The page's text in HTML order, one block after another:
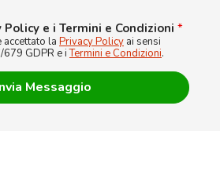
e i Termini e Condizioni *
la Privacy Policy ai sensi
GDPR e iTermini e Condizioni.